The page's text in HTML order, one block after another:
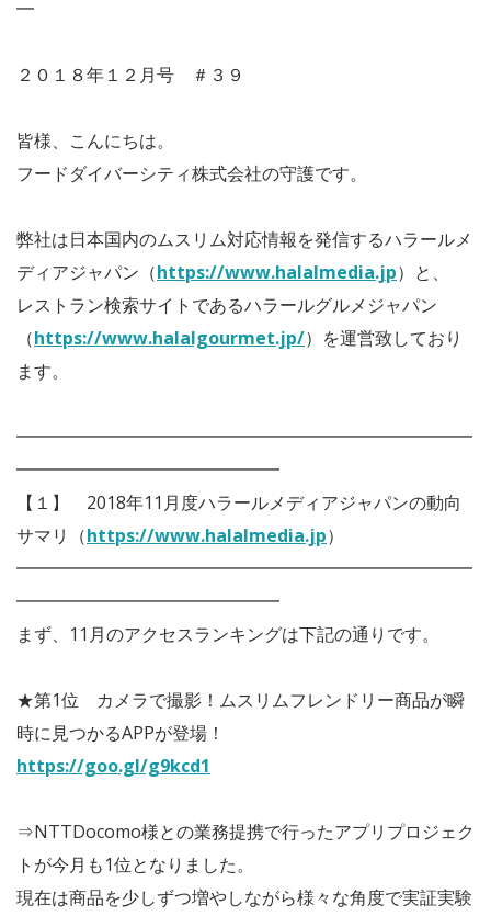
━
２０１８年１２月号 ＃３９
皆様、こんにちは。
フードダイバーシティ株式会社の守護です。
弊社は日本国内のムスリム対応情報を発信するハラールメ
ディアジャパン（https://www.halalmedia.jp）と、
レストラン検索サイトであるハラールグルメジャパン
（https://www.halalgourmet.jp/）を運営致しており
ます。
━━━━━━━━━━━━━━━━━━━━━━━━━━
━━━━━━━━━━━━━━━
【１】 2018年11月度ハラールメディアジャパンの動向
サマリ（https://www.halalmedia.jp）
━━━━━━━━━━━━━━━━━━━━━━━━━━
━━━━━━━━━━━━━━━
まず、11月のアクセスランキングは下記の通りです。
★第1位 カメラで撮影！ムスリムフレンドリー商品が瞬
時に見つかるAPPが登場！
https://goo.gl/g9kcd1
⇒NTTDocomo様との業務提携で行ったアプリプロジェク
トが今月も1位となりました。
現在は商品を少しずつ増やしながら様々な角度で実証実験